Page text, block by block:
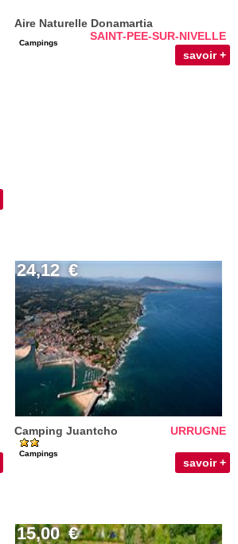
Aire Naturelle Donamartia
SAINT-PEE-SUR-NIVELLE
Campings
savoir +
24,12 €
Camping Juantcho URRUGNE
Campings
savoir +
15,00 €